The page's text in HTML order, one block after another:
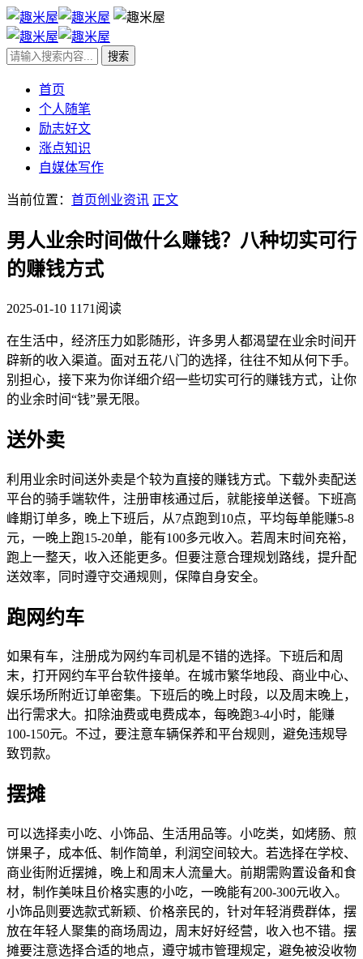
首页
个人随笔
励志好文
涨点知识
自媒体写作
当前位置： 首页创业资讯 正文
男人业余时间做什么赚钱？八种切实可行
的赚钱方式
2025-01-10 1171阅读
在生活中，经济压力如影随形，许多男人都渴望在业余时间开
辟新的收入渠道。面对五花八门的选择，往往不知从何下手。
别担心，接下来为你详细介绍一些切实可行的赚钱方式，让你
的业余时间“钱”景无限。
送外卖
利用业余时间送外卖是个较为直接的赚钱方式。下载外卖配送
平台的骑手端软件，注册审核通过后，就能接单送餐。下班高
峰期订单多，晚上下班后，从7点跑到10点，平均每单能赚5-8
元，一晚上跑15-20单，能有100多元收入。若周末时间充裕，
跑上一整天，收入还能更多。但要注意合理规划路线，提升配
送效率，同时遵守交通规则，保障自身安全。
跑网约车
如果有车，注册成为网约车司机是不错的选择。下班后和周
末，打开网约车平台软件接单。在城市繁华地段、商业中心、
娱乐场所附近订单密集。下班后的晚上时段，以及周末晚上，
出行需求大。扣除油费或电费成本，每晚跑3-4小时，能赚
100-150元。不过，要注意车辆保养和平台规则，避免违规导
致罚款。
摆摊
可以选择卖小吃、小饰品、生活用品等。小吃类，如烤肠、煎
饼果子，成本低、制作简单，利润空间较大。若选择在学校、
商业街附近摆摊，晚上和周末人流量大。前期需购置设备和食
材，制作美味且价格实惠的小吃，一晚能有200-300元收入。
小饰品则要选款式新颖、价格亲民的，针对年轻消费群体，摆
放在年轻人聚集的商场周边，周末好好经营，收入也不错。摆
摊要注意选择合适的地点，遵守城市管理规定，避免被没收物